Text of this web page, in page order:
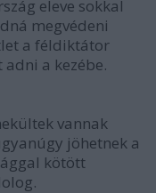
eleve sokkal
megvédeni
a féldiktátor
a kezébe.
vannak
jöhetnek a
kötött